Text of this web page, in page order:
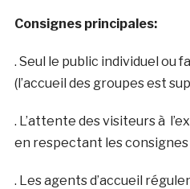
Consignes principales:
. Seul le public individuel ou
(l’accueil des groupes est
. L’attente des visiteurs à
en respectant les
. Les agents d’accueil